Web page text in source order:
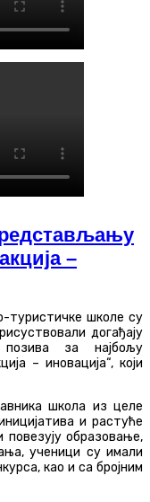
–
туристичке школе су
догађају
позива за најбољу
– иновација“, који
школа из целе
и растуће
повезују образовање,
ученици су имали
као и са бројним